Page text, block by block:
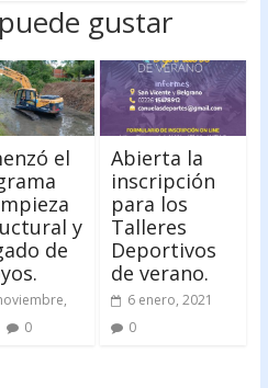
gustar
el
y
de
0
Abierta la
inscripción
para los
Talleres
Deportivos
de verano.
6 enero, 2021
0